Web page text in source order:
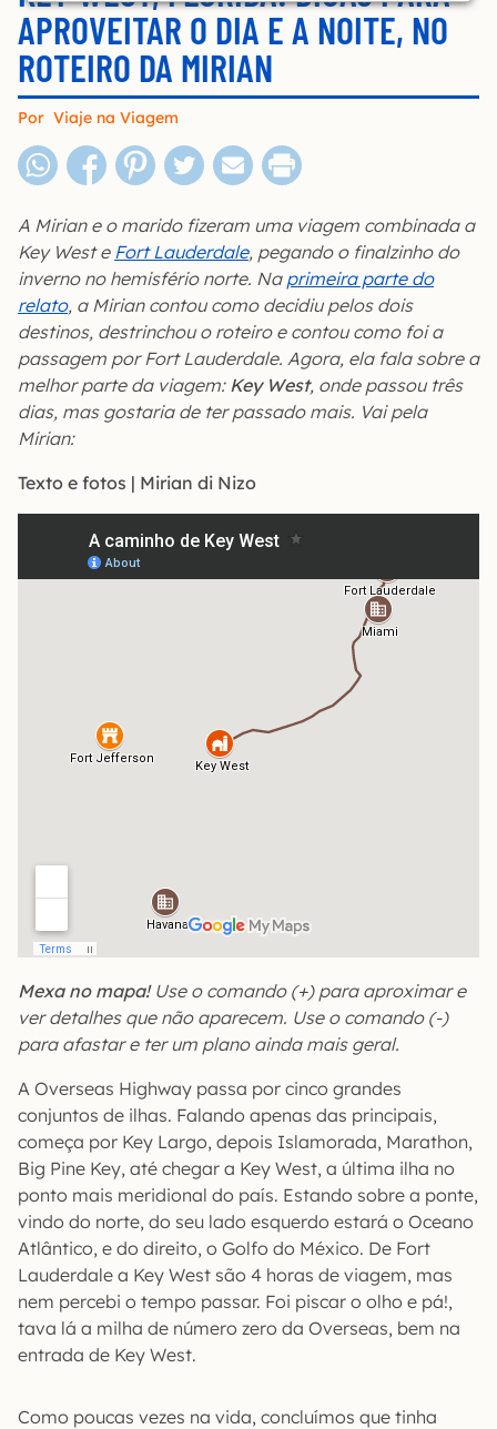
APROVEITAR O DIA E A NOITE, NO
ROTEIRO DA MIRIAN
Por Viaje na Viagem
A Mirian e o marido fizeram uma viagem combinada a
Key West e Fort Lauderdale, pegando o finalzinho do
inverno no hemisfério norte. Na primeira parte do
relato, a Mirian contou como decidiu pelos dois
destinos, destrinchou o roteiro e contou como foi a
passagem por Fort Lauderdale. Agora, ela fala sobre a
melhor parte da viagem: Key West, onde passou três
dias, mas gostaria de ter passado mais. Vai pela
Mirian:
Texto e fotos | Mirian di Nizo
Mexa no mapa!Use o comando (+) para aproximar e
ver detalhes que não aparecem. Use o comando (-)
para afastar e ter um plano ainda mais geral.
A Overseas Highway passa por cinco grandes
conjuntos de ilhas. Falando apenas das principais,
começa por Key Largo, depois Islamorada, Marathon,
Big Pine Key, até chegar a Key West, a última ilha no
ponto mais meridional do país. Estando sobre a ponte,
vindo do norte, do seu lado esquerdo estará o Oceano
Atlântico, e do direito, o Golfo do México. De Fort
Lauderdale a Key West são 4 horas de viagem, mas
nem percebi o tempo passar. Foi piscar o olho e pá!,
tava lá a milha de número zero da Overseas, bem na
entrada de Key West.
Como poucas vezes na vida, concluímos que tinha